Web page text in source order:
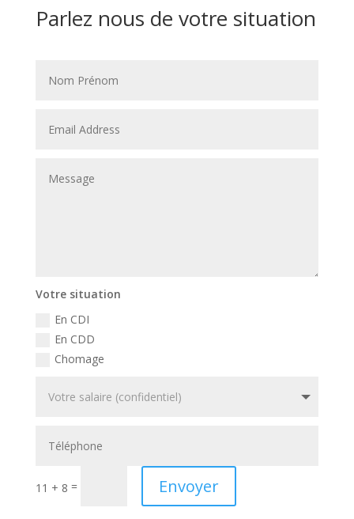
Parlez nous de votre situation
Votre situation
En CDI
En CDD
Chomage
11 + 8 = Envoyer